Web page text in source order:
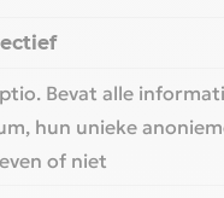
Bevat alle
hun unieke
of niet